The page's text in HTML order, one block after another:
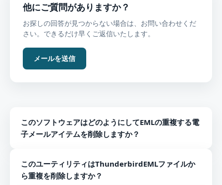
他にご質問がありますか？
お探しの回答が見つからない場合は、お問い合わせくだ
さい。できるだけ早くご返信いたします。
メールを送信
このソフトウェアはどのようにしてEMLの重複する電
子メールアイテムを削除しますか？
このプログラムをWindowsPCにインストールして起動
します。
このユーティリティはThunderbirdEMLファイルか
ら重複を削除しますか？